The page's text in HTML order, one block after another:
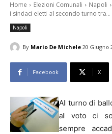
Home Elezioni Comunali Napoli
i sindaci eletti al secondo turno tra...
Napoli
By Mario De Michele 20 Giugno
Facebook X
Al turno di
al voto ci
sempre